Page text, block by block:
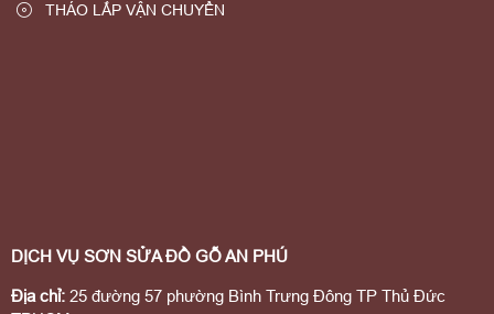
DỊCH VỤ SƠN SỬA ĐỒ GỖ AN PHÚ
Địa chỉ: 25 đường 57 phường Bình Trưng Đông TP Thủ Đức
THÁO LẮP VẬN CHUYỂN